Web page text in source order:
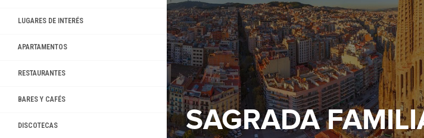
LUGARES DE INTERÉS
APARTAMENTOS
RESTAURANTES
BARES Y CAFÉS
DISCOTECAS SAGRADA